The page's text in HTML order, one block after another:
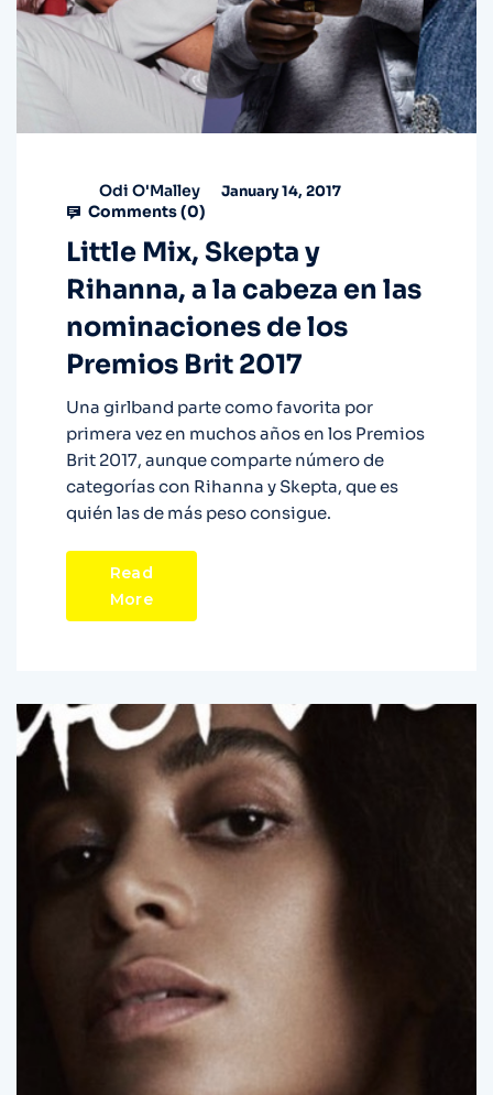
Odi O'Malley January 14, 2017
Comments (0)
Little Mix, Skepta y
Rihanna, a la cabeza en las
nominaciones de los
Premios Brit 2017
Una girlband parte como favorita por
primera vez en muchos años en los Premios
Brit 2017, aunque comparte número de
categorías con Rihanna y Skepta, que es
quién las de más peso consigue.
Read
More